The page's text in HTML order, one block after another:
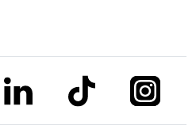
link to linkedinlink to tiktok link to